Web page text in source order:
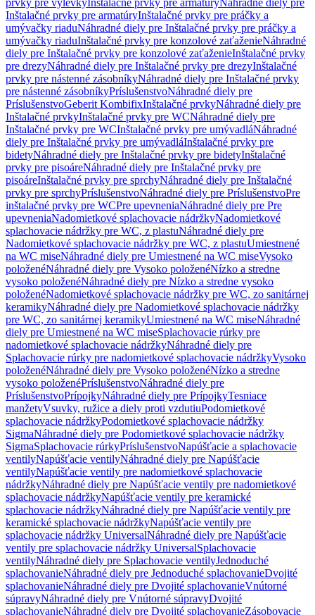
prvky pre výlevkyInštalačné prvky pre armatúryNáhradné diely pre
Inštalačné prvky pre armatúryInštalačné prvky pre práčky a
umývačky riaduNáhradné diely pre Inštalačné prvky pre práčky a
umývačky riaduInštalačné prvky pre konzolové zaťaženieNáhradné
diely pre Inštalačné prvky pre konzolové zaťaženieInštalačné prvky
pre drezyNáhradné diely pre Inštalačné prvky pre drezyInštalačné
prvky pre nástenné zásobníkyNáhradné diely pre Inštalačné prvky
pre nástenné zásobníkyPríslušenstvoNáhradné diely pre
PríslušenstvoGeberit KombifixInštalačné prvkyNáhradné diely pre
Inštalačné prvkyInštalačné prvky pre WCNáhradné diely pre
Inštalačné prvky pre WCInštalačné prvky pre umývadláNáhradné
diely pre Inštalačné prvky pre umývadláInštalačné prvky pre
bidetyNáhradné diely pre Inštalačné prvky pre bidetyInštalačné
prvky pre pisoáreNáhradné diely pre Inštalačné prvky pre
pisoáreInštalačné prvky pre sprchyNáhradné diely pre Inštalačné
prvky pre sprchyPríslušenstvoNáhradné diely pre PríslušenstvoPre
inštalačné prvky pre WCPre upevneniaNáhradné diely pre Pre
upevneniaNadomietkové splachovacie nádržkyNadomietkové
splachovacie nádržky pre WC, z plastuNáhradné diely pre
Nadomietkové splachovacie nádržky pre WC, z plastuUmiestnené
na WC miseNáhradné diely pre Umiestnené na WC miseVysoko
položenéNáhradné diely pre Vysoko položenéNízko a stredne
vysoko položenéNáhradné diely pre Nízko a stredne vysoko
položenéNadomietkové splachovacie nádržky pre WC, zo sanitárnej
keramikyNáhradné diely pre Nadomietkové splachovacie nádržky
pre WC, zo sanitárnej keramikyUmiestnené na WC miseNáhradné
diely pre Umiestnené na WC miseSplachovacie rúrky pre
nadomietkové splachovacie nádržkyNáhradné diely pre
Splachovacie rúrky pre nadomietkové splachovacie nádržkyVysoko
položenéNáhradné diely pre Vysoko položenéNízko a stredne
vysoko položenéPríslušenstvoNáhradné diely pre
PríslušenstvoPrípojkyNáhradné diely pre PrípojkyTesniace
manžetyVsuvky, ružice a diely proti vzdutiuPodomietkové
splachovacie nádržkyPodomietkové splachovacie nádržky
SigmaNáhradné diely pre Podomietkové splachovacie nádržky
SigmaSplachovacie rúrkyPríslušenstvoNapúšťacie a splachovacie
ventilyNapúšťacie ventilyNáhradné diely pre Napúšťacie
ventilyNapúšťacie ventily pre nadomietkové splachovacie
nádržkyNáhradné diely pre Napúšťacie ventily pre nadomietkové
splachovacie nádržkyNapúšťacie ventily pre keramické
splachovacie nádržkyNáhradné diely pre Napúšťacie ventily pre
keramické splachovacie nádržkyNapúšťacie ventily pre
splachovacie nádržky UniversalNáhradné diely pre Napúšťacie
ventily pre splachovacie nádržky UniversalSplachovacie
ventilyNáhradné diely pre Splachovacie ventilyJednoduché
splachovanieNáhradné diely pre Jednoduché splachovanieDvojité
splachovanieNáhradné diely pre Dvojité splachovanieVnútorné
súpravyNáhradné diely pre Vnútorné súpravyDvojité
splachovanieNáhradné diely pre Dvojité splachovanieZásobovacie